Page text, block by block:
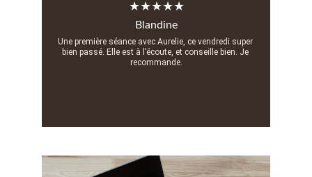
Une première séance avec Aurelie, ce vendredi super
bien passé. Elle est à l’écoute, et conseille bien. Je
recommande.
Blandine
★★★★★